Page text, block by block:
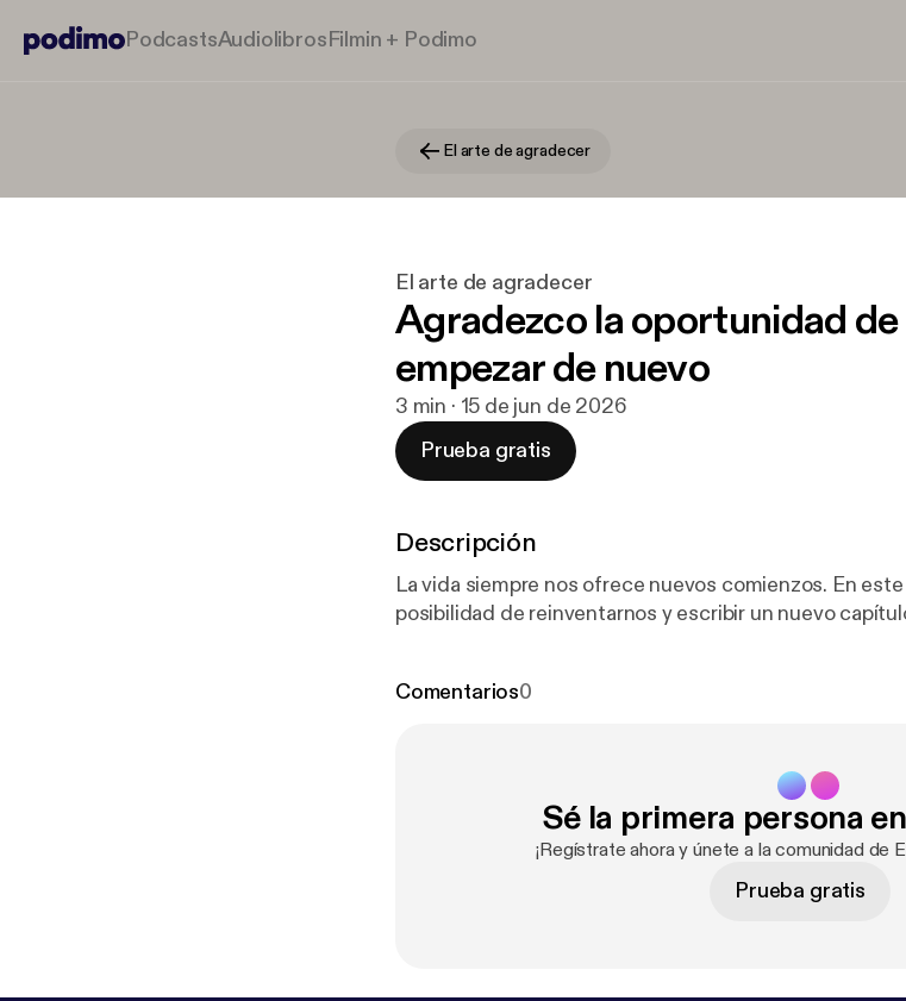
PodcastsAudiolibrosFilmin + Podimo
El arte de agradecer
El arte de agradecer
Agradezco la oportunidad de
empezar de nuevo
3 min · 15 de jun de 2026
Prueba gratis
Descripción
La vida siempre nos ofrece nuevos comienzos. En este episodio agradecemos la
posibilidad de reinventarnos y escribir un nuevo
Comentarios0
Sé la primera persona
¡Regístrate ahora y únete a la comunidad de
Prueba gratis